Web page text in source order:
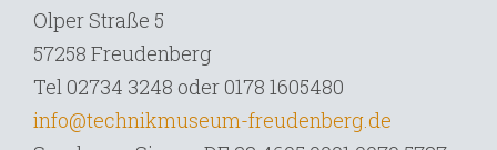
Olper Straße 5
57258 Freudenberg
Tel 02734 3248 oder 0178 1605480
info@technikmuseum-freudenberg.de